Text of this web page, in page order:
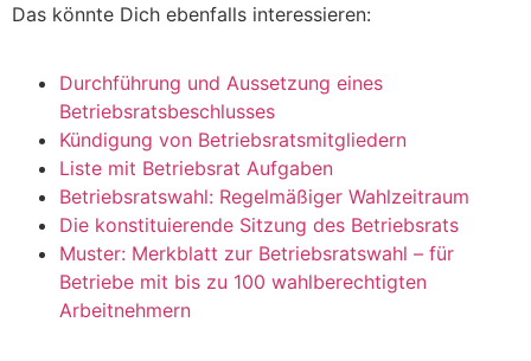
Das könnte Dich ebenfalls interessieren:
Durchführung und Aussetzung eines
Betriebsratsbeschlusses
Kündigung von Betriebsratsmitgliedern
Liste mit Betriebsrat Aufgaben
Betriebsratswahl: Regelmäßiger Wahlzeitraum
Die konstituierende Sitzung des Betriebsrats
Muster: Merkblatt zur Betriebsratswahl – für
Betriebe mit bis zu 100 wahlberechtigten
Arbeitnehmern